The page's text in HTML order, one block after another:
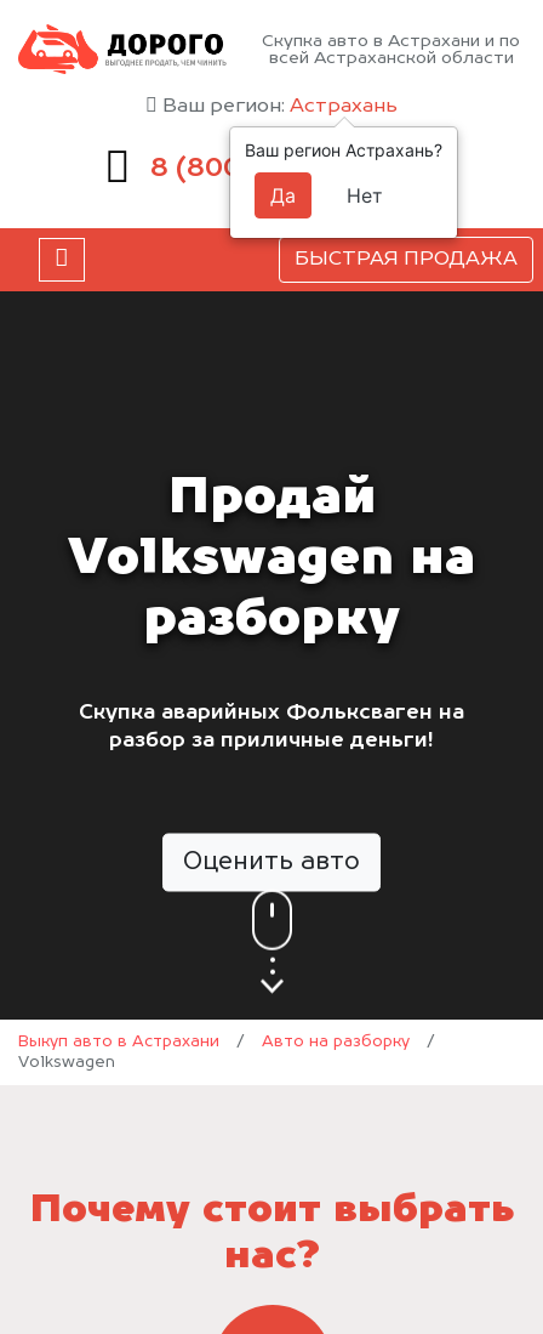
Скупка авто в Астрахани и по
всей Астраханской области
Ваш регион: Астрахань
8 (800)551-81-15
БЫСТРАЯ ПРОДАЖА
Продай
Volkswagen на
разборку
Скупка аварийных Фольксваген на
разбор за приличные деньги!
Оценить авто
Выкуп авто в Астрахани / Авто на разборку
/
Volkswagen
Почему стоит выбрать
нас?
Ваш регион Астрахань?
Да Нет